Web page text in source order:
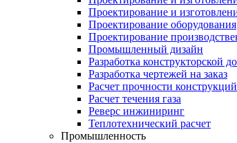
Проектирование и
Проектирование оборудования
Проектирование
Промышленный дизайн
Разработка конструкторской
Разработка чертежей на заказ
Расчет прочности конструкций
Расчет течения газа
Реверс инжиниринг
Теплотехнический расчет
Промышленность